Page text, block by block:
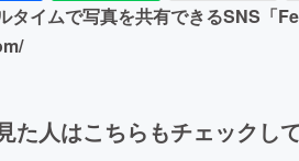
タイムで写真を共有できるSNS「
た人はこちらもチェックし